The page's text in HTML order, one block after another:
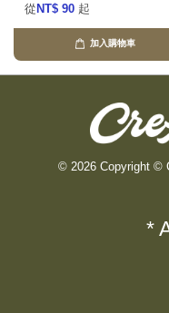
從 NT$ 90 起
加入購物車
© 2026 Copyright ©
*